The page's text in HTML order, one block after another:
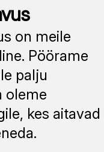
on meile
Pöörame
palju
oleme
kes aitavad